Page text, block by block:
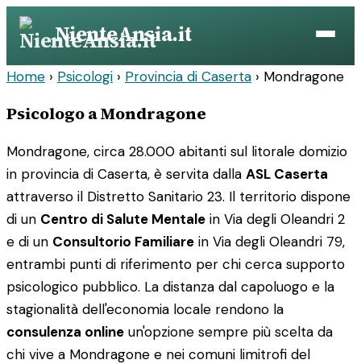
Vai
contenuto
NienteAnsia.it
Home › Psicologi › Provincia di Caserta › Mondragone
Psicologo a Mondragone
Mondragone, circa 28.000 abitanti sul litorale domizio
in provincia di Caserta, è servita dalla ASL Caserta
attraverso il Distretto Sanitario 23. Il territorio dispone
di un Centro di Salute Mentale in Via degli Oleandri 2
e di un Consultorio Familiare in Via degli Oleandri 79,
entrambi punti di riferimento per chi cerca supporto
psicologico pubblico. La distanza dal capoluogo e la
stagionalità dell'economia locale rendono la
consulenza online un'opzione sempre più scelta da
chi vive a Mondragone e nei comuni limitrofi del